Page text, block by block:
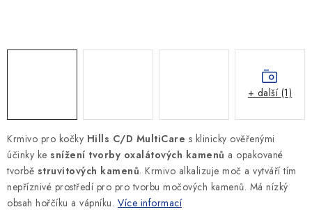
Podmínky ochrany osobních údajů
Krmivo pro kočky Hills C/D MultiCare s klinicky ověřenými
účinky ke snížení tvorby oxalátových kamenů a opakované
tvorbě struvitových kamenů. Krmivo alkalizuje moč a vytváří tím
nepříznivé prostředí pro pro tvorbu močových kamenů. Má nízký
obsah hořčíku a vápníku. Více informací
+ další (1)